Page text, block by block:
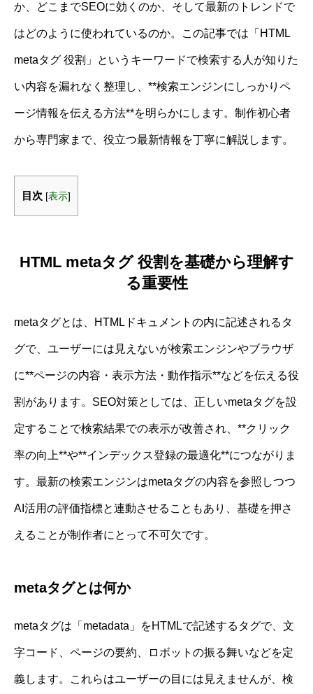
か、どこまでSEOに効くのか、そして最新のトレンドで
はどのように使われているのか。この記事では「HTML
metaタグ 役割」というキーワードで検索する人が知りた
い内容を漏れなく整理し、**検索エンジンにしっかりペ
ージ情報を伝える方法**を明らかにします。制作初心者
から専門家まで、役立つ最新情報を丁寧に解説します。
目次 [表示]
HTML metaタグ 役割を基礎から理解す
る重要性
metaタグとは、HTMLドキュメントの内に記述されるタ
グで、ユーザーには見えないが検索エンジンやブラウザ
に**ページの内容・表示方法・動作指示**などを伝える役
割があります。SEO対策としては、正しいmetaタグを設
定することで検索結果での表示が改善され、**クリック
率の向上**や**インデックス登録の最適化**につながりま
す。最新の検索エンジンはmetaタグの内容を参照しつつ
AI活用の評価指標と連動させることもあり、基礎を押さ
えることが制作者にとって不可欠です。
metaタグとは何か
metaタグは「metadata」をHTMLで記述するタグで、文
字コード、ページの要約、ロボットの振る舞いなどを定
義します。これらはユーザーの目には見えませんが、検